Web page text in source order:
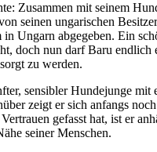
Zusammen mit seinem
seinen ungarischen
in Ungarn abgegeben. Ein
doch nun darf Baru endlich
zu werden.
sensibler Hundejunge mit
zeigt er sich anfangs
gefasst hat, ist er
seiner Menschen.